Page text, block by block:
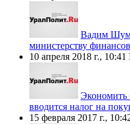
Вадим
министерству финансов
10 апреля 2018 г., 10:41
Экономить
вводится налог на
15 февраля 2017 г.,